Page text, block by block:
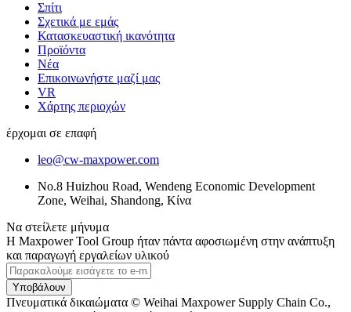
Σπίτι
Σχετικά με εμάς
Κατασκευαστική ικανότητα
Προϊόντα
Νέα
Επικοινωνήστε μαζί μας
VR
Χάρτης περιοχών
έρχομαι σε επαφή
leo@cw-maxpower.com
No.8 Huizhou Road, Wendeng Economic Development
Zone, Weihai, Shandong, Κίνα
Να στείλετε μήνυμα
Η Maxpower Tool Group ήταν πάντα αφοσιωμένη στην ανάπτυξη
και παραγωγή εργαλείων υλικού
Υποβάλουν
Πνευματικά δικαιώματα © Weihai Maxpower Supply Chain Co.,